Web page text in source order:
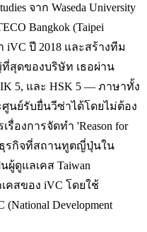
จาก Waseda University
Bangkok (Taipei
iVC ปี 2018 และสร้างทีม
สุดของบริษัท เธอผ่าน
5, และ HSK 5 — ภาษาทั้ง
นย์รับยื่นวีซ่าได้โดยไม่ต้อง
องการจัดทำ 'Reason for
รกิจที่สถานทูตญี่ปุ่นใน
ผู้ดูแลเคส Taiwan
เคสของ iVC โดยใช้
Development